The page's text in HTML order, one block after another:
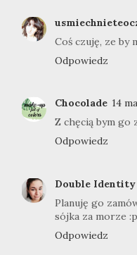
Coś czuję, ze by
Odpowiedz
Chocolade 14
Z chęcią bym go
Odpowiedz
Double Identity
Planuję go
sójka za morze :p
Odpowiedz